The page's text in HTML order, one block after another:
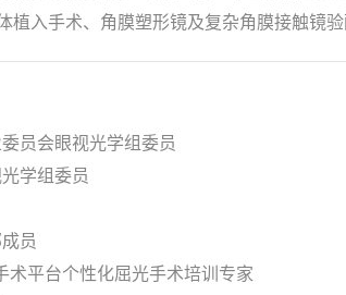
入手术、角膜塑形镜及复杂角膜接触镜验
员会眼视光学组委员
学组委员
员
术平台个性化屈光手术培训专家